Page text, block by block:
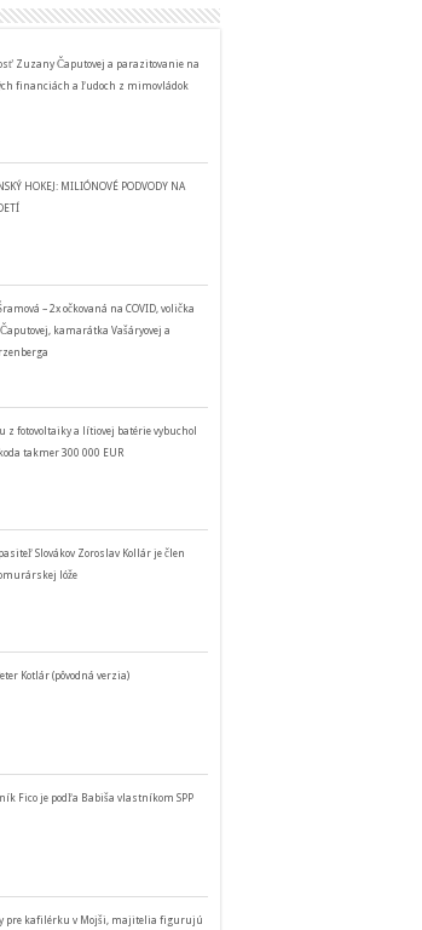
Zuzany Čaputovej a parazitovanie na
financiách a ľudoch z mimovládok
HOKEJ: MILIÓNOVÉ PODVODY NA
– 2x očkovaná na COVID, volička
kamarátka Vašáryovej a
z fotovoltaiky a lítiovej batérie vybuchol
takmer 300 000 EUR
Slovákov Zoroslav Kollár je člen
lóže
Kotlár (pôvodná verzia)
Fico je podľa Babiša vlastníkom SPP
pre kafilérku v Mojši, majitelia figurujú